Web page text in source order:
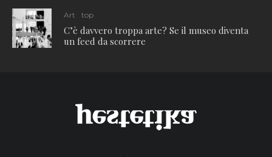
Art top
C’è davvero troppa arte? Se il museo diventa
un feed da scorrere